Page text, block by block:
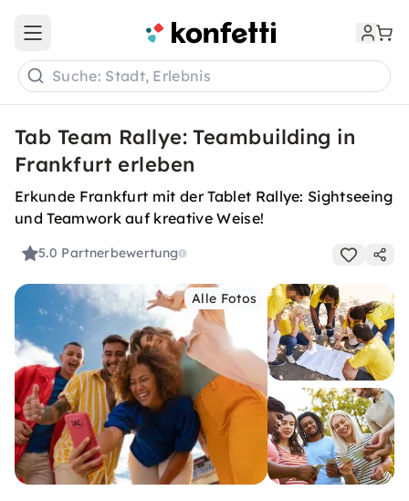
Open main menu
Suche: Stadt, Erlebnis
Tab Team Rallye: Teambuilding in
Frankfurt erleben
Erkunde Frankfurt mit der Tablet Rallye: Sightseeing
und Teamwork auf kreative Weise!
5.0 Partnerbewertung
Alle Fotos